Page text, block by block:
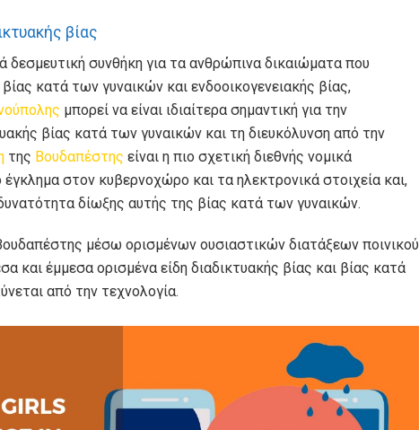
βίας
δεσμευτική συνθήκη για τα ανθρώπινα δικαιώματα που
κατά των γυναικών και ενδοοικογενειακής βίας,
μπορεί να είναι ιδιαίτερα σημαντική για την
βίας κατά των γυναικών και τη διευκόλυνση από την
της Βουδαπέστης είναι η πιο σχετική διεθνής νομικά
έγκλημα στον κυβερνοχώρο και τα ηλεκτρονικά στοιχεία και,
δίωξης αυτής της βίας κατά των γυναικών.
μέσω ορισμένων ουσιαστικών διατάξεων ποινικού
και έμμεσα ορισμένα είδη διαδικτυακής βίας και βίας κατά
από την τεχνολογία.